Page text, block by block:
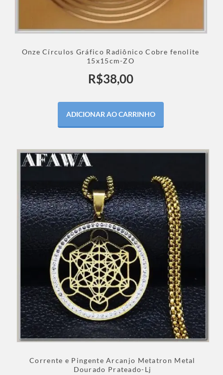
Onze Círculos Gráfico Radiônico Cobre fenolite
15x15cm-ZO
R$38,00
ADICIONAR AO CARRINHO
Corrente e Pingente Arcanjo Metatron Metal
Dourado Prateado-Lj